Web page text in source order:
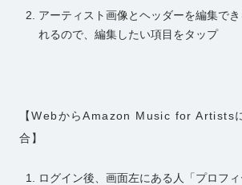
アーティスト画像とヘッダーを編集で
れるので、編集したい項目をタップ
【WebからAmazon Music for Artists
合】
ログイン後、画面左にある人「プロフ